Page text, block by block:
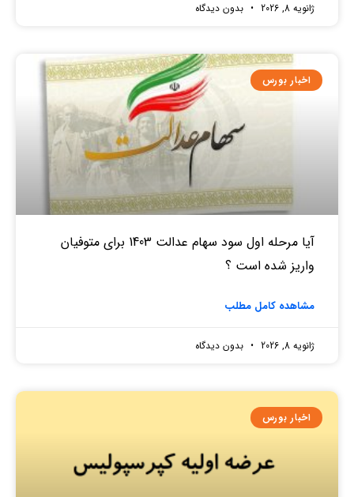
ژانویه 8, 2026 بدون دیدگاه
اخبار بورس
آیا مرحله اول سود سهام عدالت 1403 برای متوفیان
واریز شده است ؟
مشاهده کامل مطلب
ژانویه 8, 2026 بدون دیدگاه
اخبار بورس